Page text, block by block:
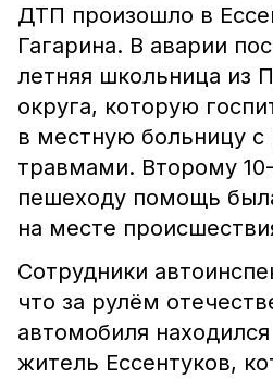
ДТП произошло в
Гагарина. В аварии
летняя школьница из
округа, которую
в местную больницу
травмами. Второму
пешеходу помощь
на месте
Сотрудники
что за рулём
автомобиля
житель Ессентуков,